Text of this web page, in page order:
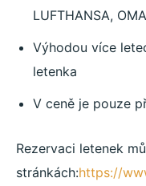
LUFTHANSA,
Výhodou více
letenka
V ceně je pouze
Rezervaci letenek
stránkách:https://